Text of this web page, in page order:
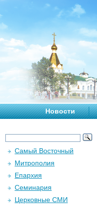
Новости
Самый Восточный
Митрополия
Епархия
Семинария
Церковные СМИ